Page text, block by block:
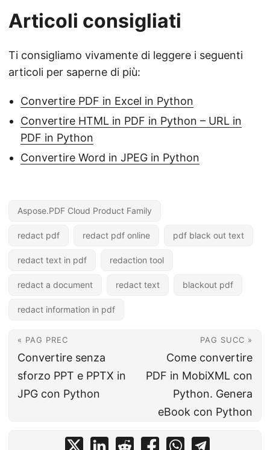
Articoli consigliati
Ti consigliamo vivamente di leggere i seguenti
articoli per saperne di più:
Convertire PDF in Excel in Python
Convertire HTML in PDF in Python – URL in
PDF in Python
Convertire Word in JPEG in Python
Aspose.PDF Cloud Product Family
redact pdf redact pdf online pdf black out text
redact text in pdf redaction tool
redact a document redact text blackout pdf
redact information in pdf
« PAG PREC
Convertire senza
sforzo PPT e PPTX in
JPG con Python
PAG SUCC »
Come convertire
PDF in MobiXML con
Python. Genera
eBook con Python